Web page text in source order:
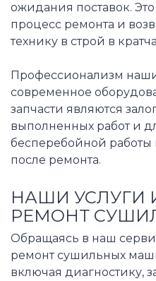
ожидания поставок.
процесс ремонта и
технику в строй в
Профессионализм
современное
запчасти являются
выполненных работ и
бесперебойной
после ремонта.
НАШИ УСЛУГИ
РЕМОНТ
Обращаясь в наш
ремонт сушильных
включая диагностику,